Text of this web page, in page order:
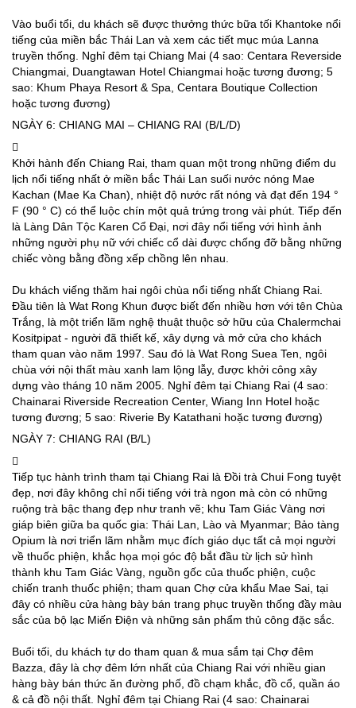
Vào buổi tổi, du khách sẽ được thưởng thức bữa tối Khantoke nổi
tiếng của miền bắc Thái Lan và xem các tiết mục múa Lanna
truyền thống. Nghỉ đêm tại Chiang Mai (4 sao: Centara Reverside
Chiangmai, Duangtawan Hotel Chiangmai hoặc tương đương; 5
sao: Khum Phaya Resort & Spa, Centara Boutique Collection
hoặc tương đương)
NGÀY 6: CHIANG MAI – CHIANG RAI (B/L/D)
Khởi hành đến Chiang Rai, tham quan một trong những điểm du
lịch nổi tiếng nhất ở miền bắc Thái Lan suối nước nóng Mae
Kachan (Mae Ka Chan), nhiệt độ nước rất nóng và đạt đến 194 °
F (90 ° C) có thể luộc chín một quả trứng trong vài phút. Tiếp đến
là Làng Dân Tộc Karen Cổ Đại, nơi đây nổi tiếng với hình ảnh
những người phụ nữ với chiếc cổ dài được chống đỡ bằng những
chiếc vòng bằng đồng xếp chồng lên nhau.
Du khách viếng thăm hai ngôi chùa nổi tiếng nhất Chiang Rai.
Đầu tiên là Wat Rong Khun được biết đến nhiều hơn với tên Chùa
Trắng, là một triển lãm nghệ thuật thuộc sở hữu của Chalermchai
Kositpipat - người đã thiết kế, xây dựng và mở cửa cho khách
tham quan vào năm 1997. Sau đó là Wat Rong Suea Ten, ngôi
chùa với nội thất màu xanh lam lộng lẫy, được khởi công xây
dựng vào tháng 10 năm 2005. Nghỉ đêm tại Chiang Rai (4 sao:
Chainarai Riverside Recreation Center, Wiang Inn Hotel hoặc
tương đương; 5 sao: Riverie By Katathani hoặc tương đương)
NGÀY 7: CHIANG RAI (B/L)
Tiếp tục hành trình tham tại Chiang Rai là Đồi trà Chui Fong tuyệt
đẹp, nơi đây không chỉ nổi tiếng với trà ngon mà còn có những
ruộng trà bậc thang đẹp như tranh vẽ; khu Tam Giác Vàng nơi
giáp biên giữa ba quốc gia: Thái Lan, Lào và Myanmar; Bảo tàng
Opium là nơi triển lãm nhằm mục đích giáo dục tất cả mọi người
về thuốc phiện, khắc họa mọi góc độ bắt đầu từ lịch sử hình
thành khu Tam Giác Vàng, nguồn gốc của thuốc phiện, cuộc
chiến tranh thuốc phiện; tham quan Chợ cửa khẩu Mae Sai, tại
đây có nhiều cửa hàng bày bán trang phục truyền thống đầy màu
sắc của bộ lạc Miến Điện và những sản phẩm thủ công đặc sắc.
Buổi tối, du khách tự do tham quan & mua sắm tại Chợ đêm
Bazza, đây là chợ đêm lớn nhất của Chiang Rai với nhiều gian
hàng bày bán thức ăn đường phố, đồ chạm khắc, đồ cổ, quần áo
& cả đồ nội thất. Nghỉ đêm tại Chiang Rai (4 sao: Chainarai